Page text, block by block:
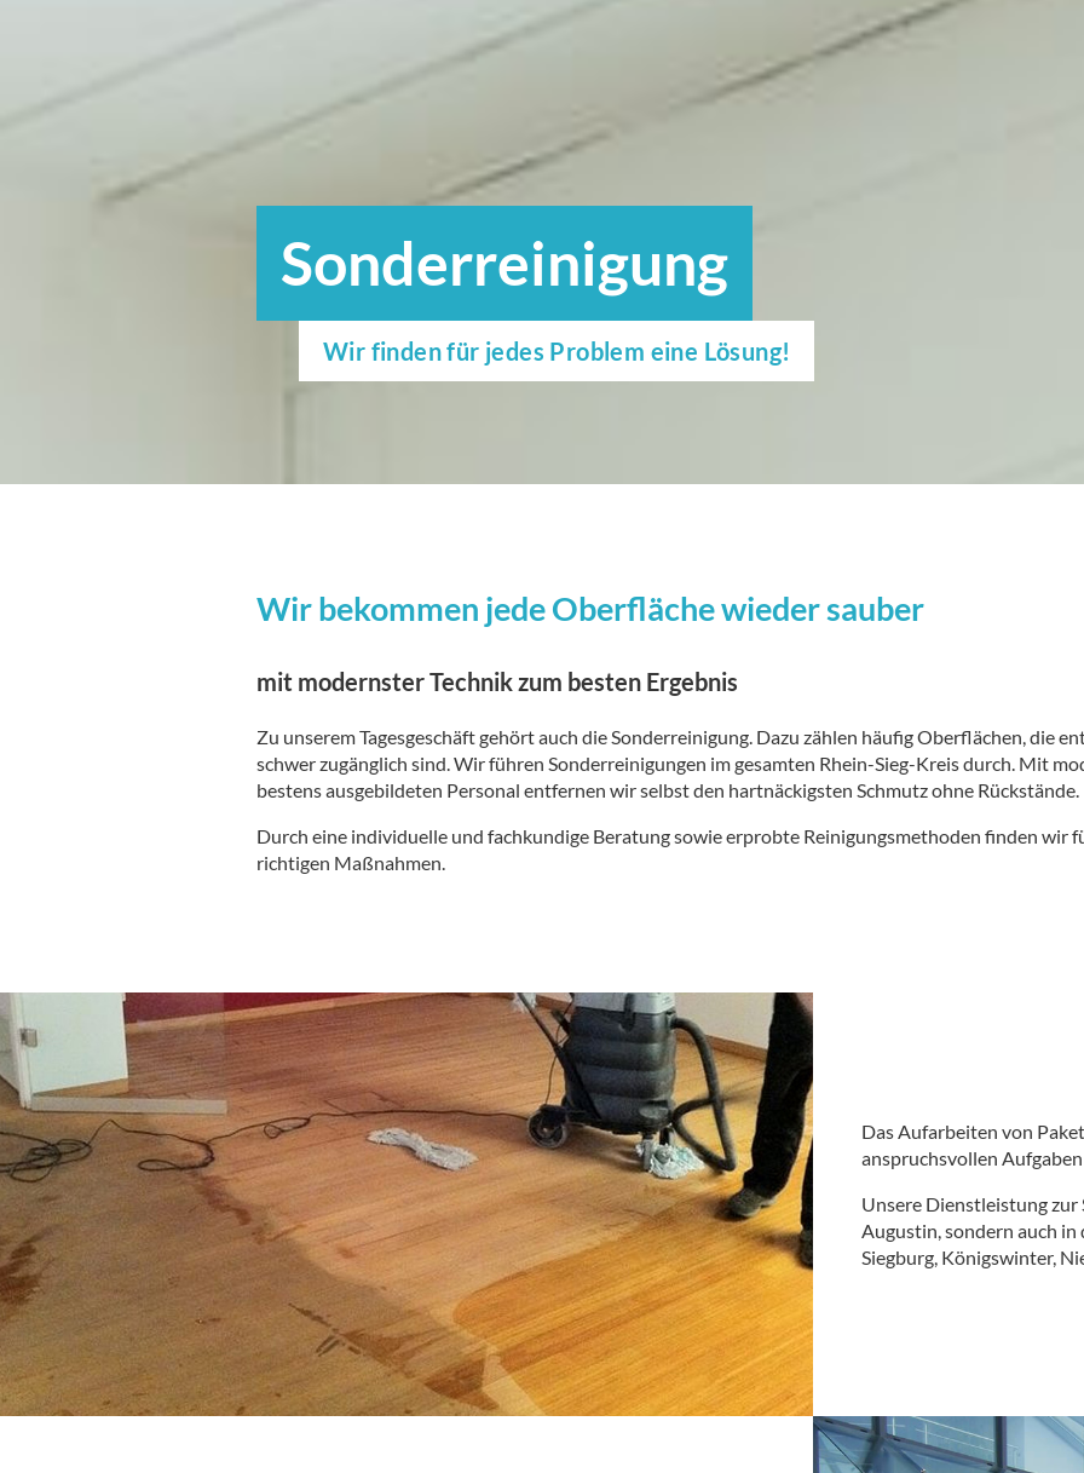
Sonderreinigung
Wir finden für jedes Problem eine Lösung!
Wir bekommen jede Oberfläche wieder sauber
mit modernster Technik zum besten Ergebnis
Zu unserem Tagesgeschäft gehört auch die Sonderreinigung. Dazu zählen häufig Oberflächen, die
schwer zugänglich sind. Wir führen Sonderreinigungen im gesamten Rhein-Sieg-Kreis durch. Mit
bestens ausgebildeten Personal entfernen wir selbst den hartnäckigsten Schmutz ohne Rückstände.
Durch eine individuelle und fachkundige Beratung sowie erprobte Reinigungsmethoden finden wir
richtigen Maßnahmen.
Das Aufarbeiten von
anspruchsvollen
Unsere Dienstleistung zur
Augustin, sondern auch
Siegburg, Königswinter,